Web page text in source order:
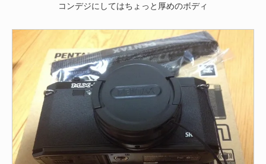
コンデジにしてはちょっと厚めのボディ